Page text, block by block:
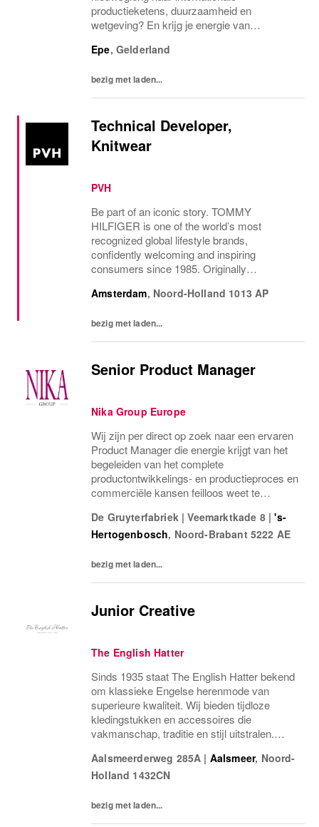
productieketens, duurzaamheid en
wetgeving? En krijg je energie van
om duurzame verbeteringen te realiseren?
Epe, Gelderland
bezig met laden...
Technical Developer,
Knitwear
PVH
Be part of an iconic story. TOMMY
HILFIGER is one of the world’s most
recognized global lifestyle brands,
confidently welcoming and inspiring
consumers since 1985. Originally
with the vibrant spirit of Am...
Amsterdam, Noord-Holland 1013 AP
bezig met laden...
Senior Product Manager
Nika Group Europe
Wij zijn per direct op zoek naar een ervaren
Product Manager die energie krijgt van het
begeleiden van het complete
productontwikkelings- en productieproces en
commerciële kansen feilloos weet te
kwaliteit, planning en klantrelaties.
De Gruyterfabriek | Veemarktkade 8 | 's-
Hertogenbosch, Noord-Brabant 5222 AE
bezig met laden...
Junior Creative
The English Hatter
Sinds 1935 staat The English Hatter bekend
om klassieke Engelse herenmode van
superieure kwaliteit. Wij bieden tijdloze
kledingstukken en accessoires die
vakmanschap, traditie en stijl uitstralen.
service en uitgebreide collectie.
Aalsmeerderweg 285A | Aalsmeer, Noord-
Holland 1432CN
bezig met laden...